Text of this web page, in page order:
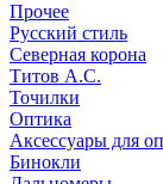
Прочее
Русский стиль
Северная корона
Титов А.С.
Точилки
Оптика
Аксессуары для
Бинокли